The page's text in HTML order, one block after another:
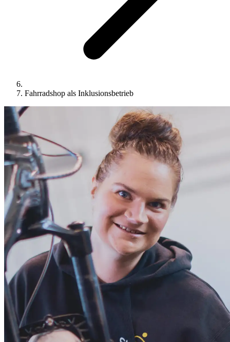
Fahrradshop als Inklusionsbetrieb